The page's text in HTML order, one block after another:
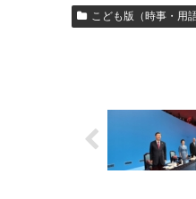
こども版（時事・用